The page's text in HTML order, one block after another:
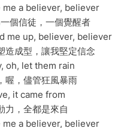
me a believer, believer
個信徒，一個覺醒者
me up, believer, believer
造成型，讓我堅定信念
oh, let them rain
喔，儘管狂風暴雨
it came from
力，全都是來自
me a believer, believer